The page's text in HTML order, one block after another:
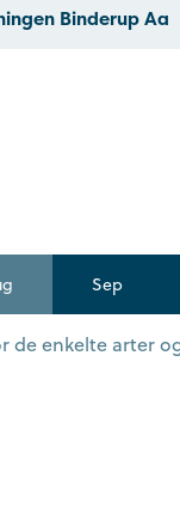
Binderup Aa
Sep
enkelte arter